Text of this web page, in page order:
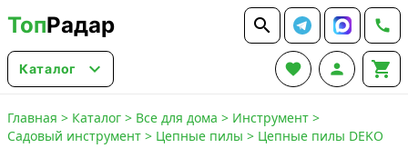
ТопРадар  
Каталог    
Главная > Каталог > Все для дома > Инструмент >
Садовый инструмент > Цепные пилы > Цепные пилы DEKO